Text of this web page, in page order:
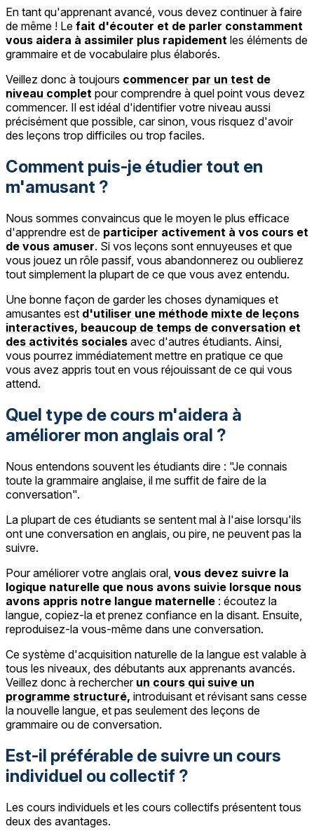
En tant qu'apprenant avancé, vous devez continuer à faire
de même ! Le fait d'écouter et de parler constamment
vous aidera à assimiler plus rapidement les éléments de
grammaire et de vocabulaire plus élaborés.
Veillez donc à toujours commencer par un test de
niveau complet pour comprendre à quel point vous devez
commencer. Il est idéal d'identifier votre niveau aussi
précisément que possible, car sinon, vous risquez d'avoir
des leçons trop difficiles ou trop faciles.
Comment puis-je étudier tout en
m'amusant ?
Nous sommes convaincus que le moyen le plus efficace
d'apprendre est de participer activement à vos cours et
de vous amuser. Si vos leçons sont ennuyeuses et que
vous jouez un rôle passif, vous abandonnerez ou oublierez
tout simplement la plupart de ce que vous avez entendu.
Une bonne façon de garder les choses dynamiques et
amusantes est d'utiliser une méthode mixte de leçons
interactives, beaucoup de temps de conversation et
des activités sociales avec d'autres étudiants. Ainsi,
vous pourrez immédiatement mettre en pratique ce que
vous avez appris tout en vous réjouissant de ce qui vous
attend.
Quel type de cours m'aidera à
améliorer mon anglais oral ?
Nous entendons souvent les étudiants dire : "Je connais
toute la grammaire anglaise, il me suffit de faire de la
conversation".
La plupart de ces étudiants se sentent mal à l'aise lorsqu'ils
ont une conversation en anglais, ou pire, ne peuvent pas la
suivre.
Pour améliorer votre anglais oral, vous devez suivre la
logique naturelle que nous avons suivie lorsque nous
avons appris notre langue maternelle : écoutez la
langue, copiez-la et prenez confiance en la disant. Ensuite,
reproduisez-la vous-même dans une conversation.
Ce système d'acquisition naturelle de la langue est valable à
tous les niveaux, des débutants aux apprenants avancés.
Veillez donc à rechercher un cours qui suive un
programme structuré, introduisant et révisant sans cesse
la nouvelle langue, et pas seulement des leçons de
grammaire ou de conversation.
Est-il préférable de suivre un cours
individuel ou collectif ?
Les cours individuels et les cours collectifs présentent tous
deux des avantages.